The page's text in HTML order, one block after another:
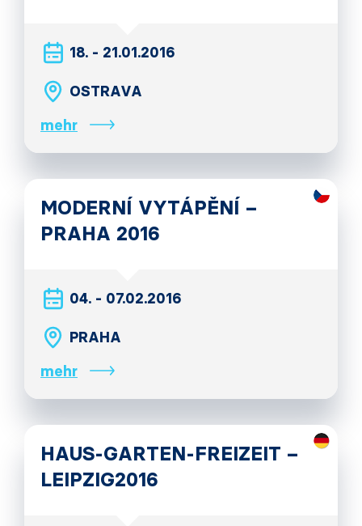
18. - 21.01.2016
OSTRAVA
mehr
MODERNÍ VYTÁPĚNÍ –
PRAHA 2016
04. - 07.02.2016
PRAHA
mehr
HAUS-GARTEN-FREIZEIT –
LEIPZIG2016